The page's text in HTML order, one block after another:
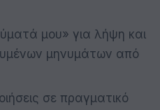
μου» για λήψη και
μηνυμάτων από
σε πραγματικό